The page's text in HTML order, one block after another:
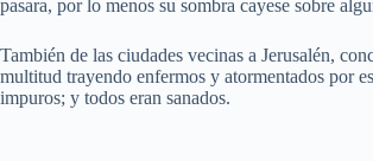
pasara, por lo menos su sombra cayese sobre
También de las ciudades vecinas a Jerusalén,
multitud trayendo enfermos y atormentados por
impuros; y todos eran sanados.